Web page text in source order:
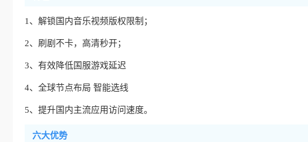
1、解锁国内音乐视频版权限制；
2、刷剧不卡，高清秒开；
3、有效降低国服游戏延迟
4、全球节点布局 智能选线
5、提升国内主流应用访问速度。
六大优势